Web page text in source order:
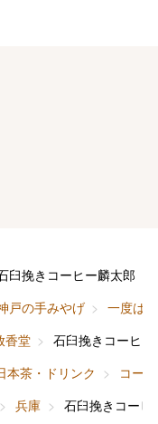
臼挽きコーヒー麟太郎
戸の手みやげ
一度は
香堂
石臼挽きコーヒ
本茶・ドリンク
コー
兵庫
石臼挽きコー
ア